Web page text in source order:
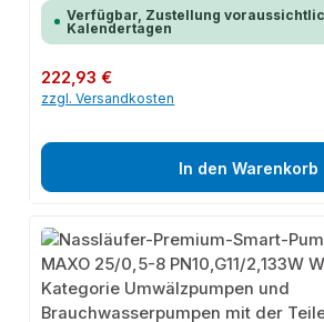
Verfügbar, Zustellung
Kalendertagen
Regulärer Preis:
222,93 €
zzgl. Versandkosten
In den Warenkorb